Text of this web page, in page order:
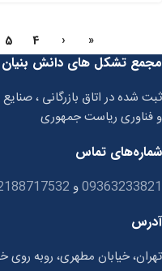
«
‹
4
5
مجمع تشکل های دانش بنیان
ثبت شده در اتاق بازرگانی ،
و فناوری ریاست جمهوری
شماره‌های تماس
09363233821و
آدرس
تهران، خیابان مطهری، روبه روی